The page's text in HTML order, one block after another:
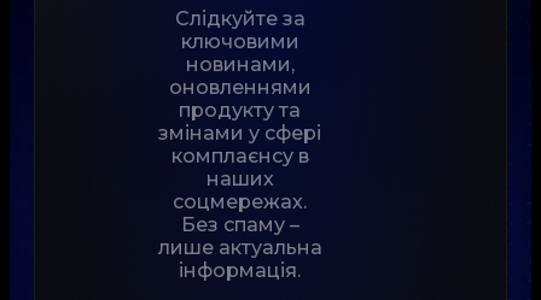
Слідкуйте за
ключовими
новинами,
оновленнями
продукту та
змінами у сфері
комплаєнсу в
наших
соцмережах.
Без спаму –
лише актуальна
інформація.